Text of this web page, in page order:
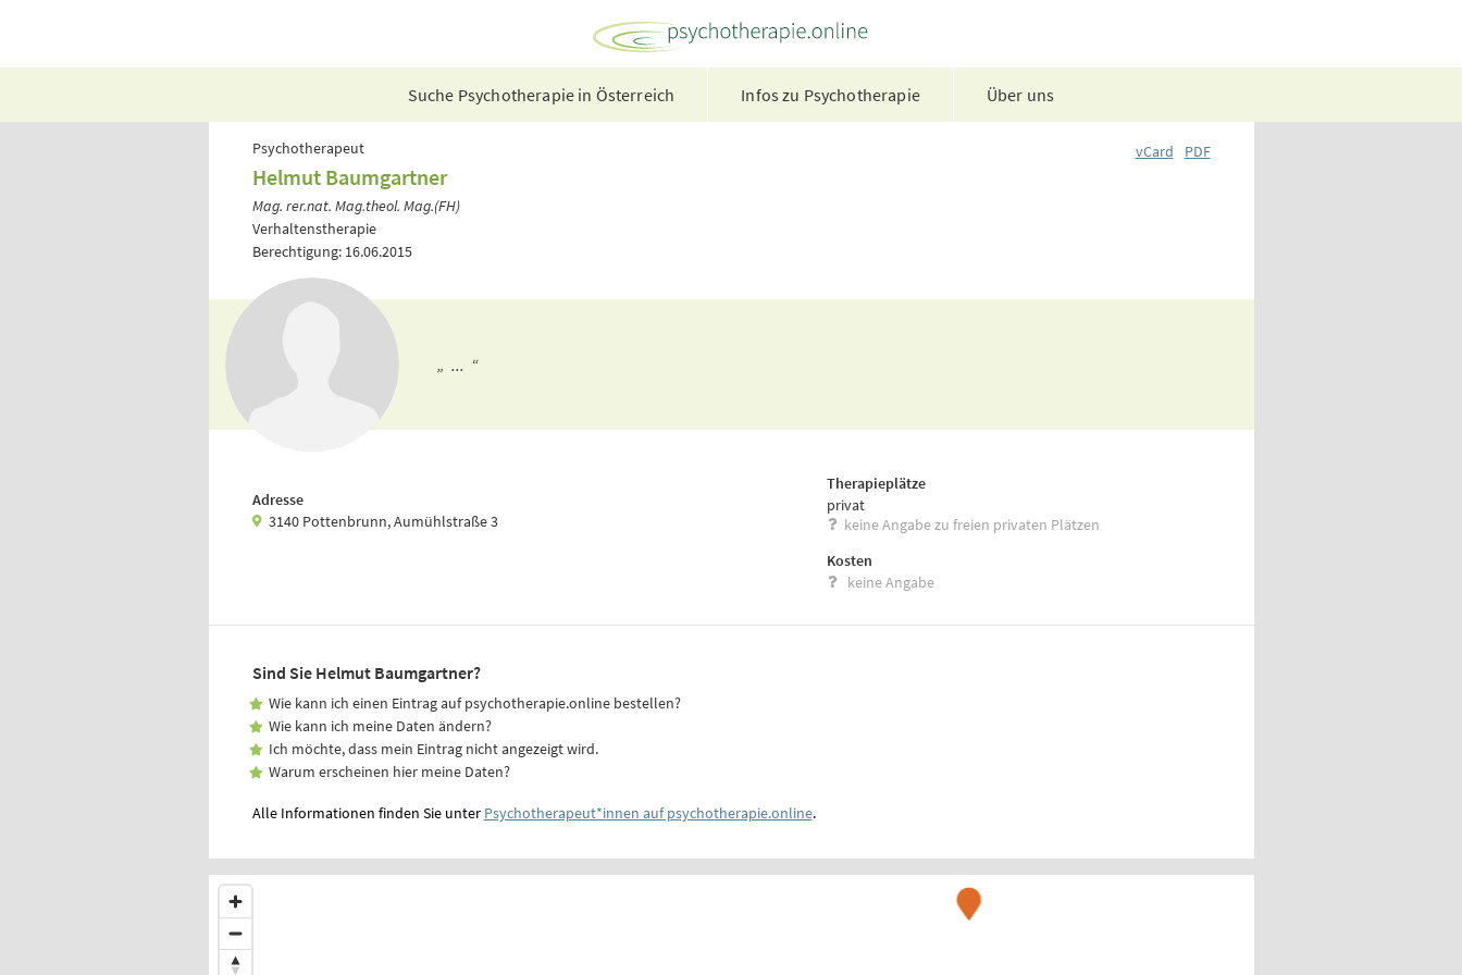
Suche Psychotherapie in Österreich Infos zu Psychotherapie Über uns
Psychotherapeut
Helmut Baumgartner
Mag. rer.nat. Mag.theol. Mag.(FH)
Verhaltenstherapie
Berechtigung: 16.06.2015
vCard PDF
„ ... “
Adresse
3140 Pottenbrunn, Aumühlstraße 3
Therapieplätze
privat
keine Angabe zu freien privaten Plätzen
Kosten
keine Angabe
Sind Sie Helmut Baumgartner?
Wie kann ich einen Eintrag auf psychotherapie.online bestellen?
Wie kann ich meine Daten ändern?
Ich möchte, dass mein Eintrag nicht angezeigt wird.
Warum erscheinen hier meine Daten?
Alle Informationen finden Sie unter Psychotherapeut*innen auf psychotherapie.online.